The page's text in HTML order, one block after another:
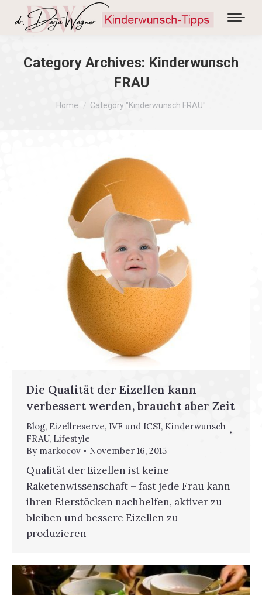
Category Archives: Kinderwunsch
FRAU
You are here:
Home Category "Kinderwunsch FRAU"
Die Qualität der Eizellen kann
verbessert werden, braucht aber Zeit
Blog, Eizellreserve, IVF und ICSI, Kinderwunsch
FRAU, Lifestyle
By markocov November 16, 2015
Qualität der Eizellen ist keine
Raketenwissenschaft – fast jede Frau kann
ihren Eierstöcken nachhelfen, aktiver zu
bleiben und bessere Eizellen zu
produzieren